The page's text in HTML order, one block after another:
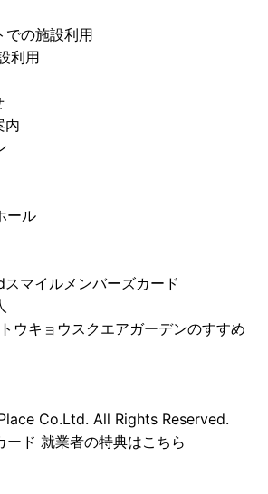
での施設利用
利用
内
ール
スマイルメンバーズカード
トウキョウスクエアガーデンのすすめ
Co.Ltd. All Rights Reserved.
ード 就業者の特典はこちら